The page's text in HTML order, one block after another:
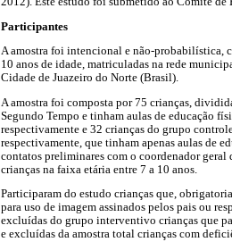
Participantes
A amostra foi intencional e não-probabilística,
10 anos de idade, matriculadas na rede
Cidade de Juazeiro do Norte (Brasil).
A amostra foi composta por 75 crianças,
Segundo Tempo e tinham aulas de educação
respectivamente e 32 crianças do grupo
respectivamente, que tinham apenas aulas de
contatos preliminares com o coordenador
crianças na faixa etária entre 7 a 10 anos.
Participaram do estudo crianças que,
para uso de imagem assinados pelos pais ou
excluídas do grupo interventivo crianças que
e excluídas da amostra total crianças com